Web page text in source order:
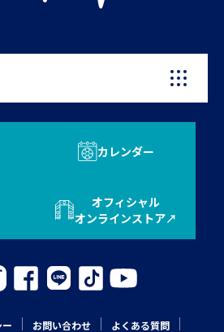
カレンダー
オフィシャル
オンラインストア
お問い合わせ
よくある質問